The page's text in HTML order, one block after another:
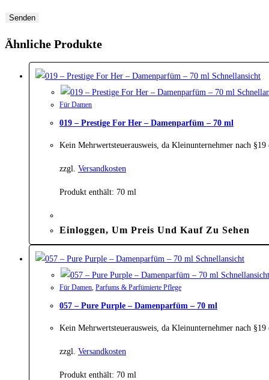
Ähnliche Produkte
Schnellansicht
Für Damen
019 – Prestige For Her – Damenparfüm – 70 ml
Kein Mehrwertsteuerausweis, da Kleinunternehmer nach
zzgl. Versandkosten
Produkt enthält: 70 ml
Einloggen, Um Preis Und Kauf Zu Sehen
Schnellansicht
Schnellansicht
Für Damen, Parfums & Parfümierte Pflege
057 – Pure Purple – Damenparfüm – 70 ml
Kein Mehrwertsteuerausweis, da Kleinunternehmer nach
zzgl. Versandkosten
Produkt enthält: 70 ml